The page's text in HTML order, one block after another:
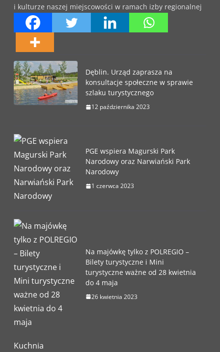
i kulturze naszej miejscowości w ramach izby regionalnej
Dęblin. Urząd zaprasza na
konsultacje społeczne w sprawie
szlaku turystycznego
12 października 2023
PGE wspiera Magurski Park
Narodowy oraz Narwiański Park
Narodowy
1 czerwca 2023
Na majówkę tylko z POLREGIO –
Bilety turystyczne i Mini
turystyczne ważne od 28 kwietnia
do 4 maja
26 kwietnia 2023
Kuchnia